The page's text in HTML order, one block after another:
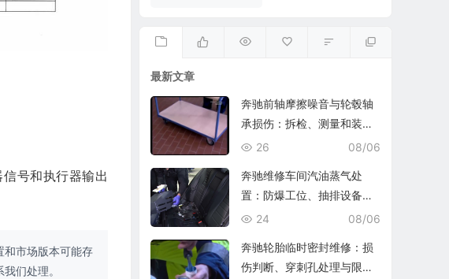
号和执行器输出
和市场版本可能存
们处理。
最新文章
奔驰前轴摩擦噪音与轮毂轴
承损伤：拆检、测量和装复
复查
08/06
26
奔驰维修车间汽油蒸气处
置：防爆工位、抽排设备与
燃油收集
08/06
24
奔驰轮胎临时密封维修：损
伤判断、穿刺孔处理与限速